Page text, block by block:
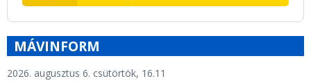
MÁVINFORM
2026. augusztus 6. csütörtök, 16.11